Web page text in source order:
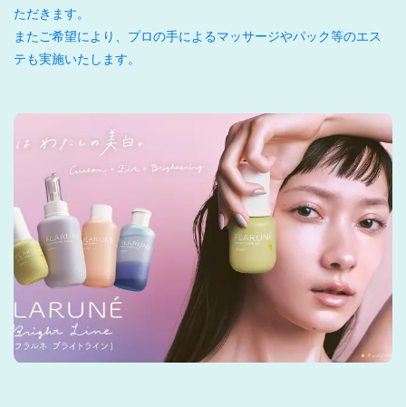
ただきます。
またご希望により、プロの手によるマッサージやパック等のエス
テも実施いたします。